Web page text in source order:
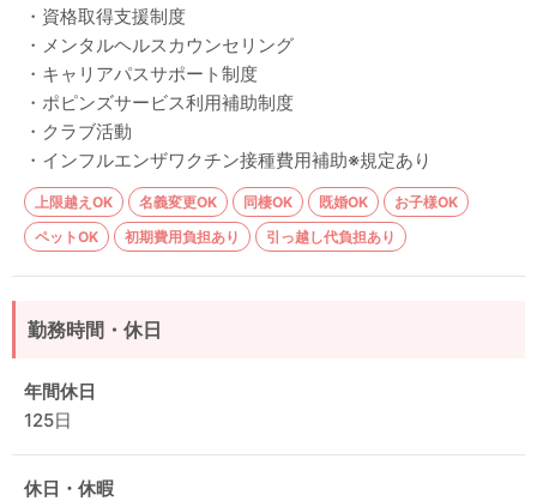
・資格取得支援制度
・メンタルヘルスカウンセリング
・キャリアパスサポート制度
・ポピンズサービス利用補助制度
・クラブ活動
・インフルエンザワクチン接種費用補助※規定あり
上限越えOK 名義変更OK 同棲OK 既婚OK
お子様OK
ペットOK
初期費用負担あり 引っ越し代負担あり
勤務時間・休日
年間休日
125日
休日・休暇